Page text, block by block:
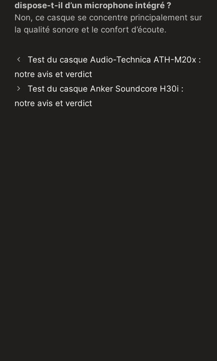
dispose-t-il d’un microphone intégré ?
Non, ce casque se concentre principalement sur
la qualité sonore et le confort d’écoute.
Test du casque Audio-Technica ATH-M20x :
notre avis et verdict
Test du casque Anker Soundcore H30i :
notre avis et verdict